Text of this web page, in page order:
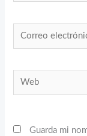
Correo
electrónico*
Web
Guarda mi